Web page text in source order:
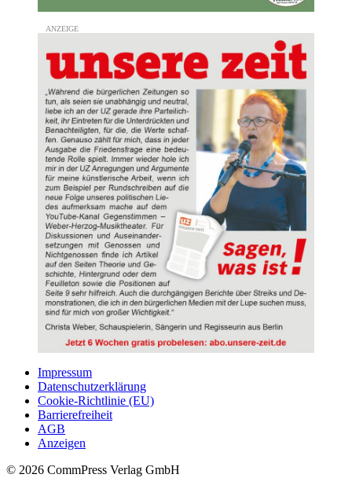
Impressum
Datenschutzerklärung
Cookie-Richtlinie (EU)
Barrierefreiheit
AGB
Anzeigen
© 2026 CommPress Verlag GmbH